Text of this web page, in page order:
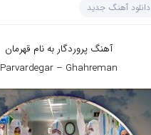
دانلود آهنگ جدید
آهنگ پروردگار به نام قهرمان
Parvardegar – Ghahreman